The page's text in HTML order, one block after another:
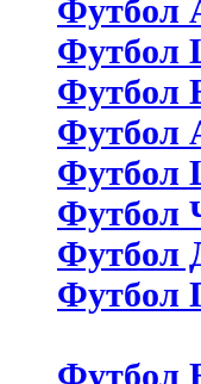
Футбол
Футбол
Футбол
Футбол
Футбол
Футбол
Футбол
Футбол
Футбол